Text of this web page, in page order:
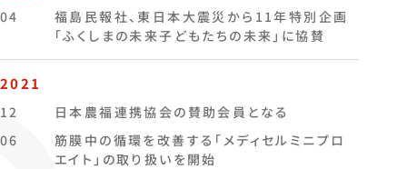
04
福島民報社、東日本大震災から11年特別企画
「ふくしまの未来子どもたちの未来」に協賛
2021
12
日本農福連携協会の賛助会員となる
06
筋膜中の循環を改善する「メディセルミニプロ
エイト」の取り扱いを開始